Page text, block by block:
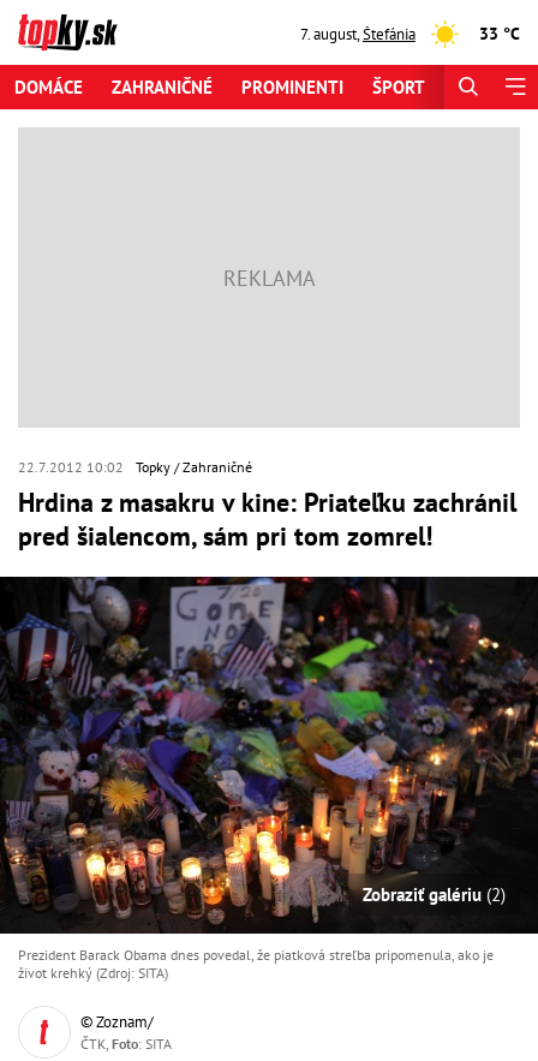
7. august,Štefánia 33 °C
DOMÁCE ZAHRANIČNÉ PROMINENTI ŠPORT
22.7.2012 10:02 Topky Zahraničné
Hrdina z masakru v kine: Priateľku zachránil
pred šialencom, sám pri tom zomrel!
Zobraziť galériu (2)
Prezident Barack Obama dnes povedal, že piatková streľba pripomenula, ako je
život krehký (Zdroj: SITA)
© Zoznam/
ČTK, Foto: SITA